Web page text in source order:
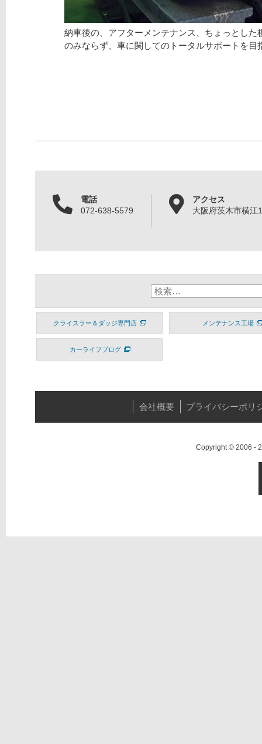
納車後の、アフターメンテナンス、ちょっとした
のみならず、車に関してのトータルサポートを目
電話
072-638-5579
アクセス
大阪府茨木市横江
クライスラー＆ダッジ専門店 メンテナンス工場
カーライフブログ
会社概要 プライバシーポリ
Copyright © 2006 -